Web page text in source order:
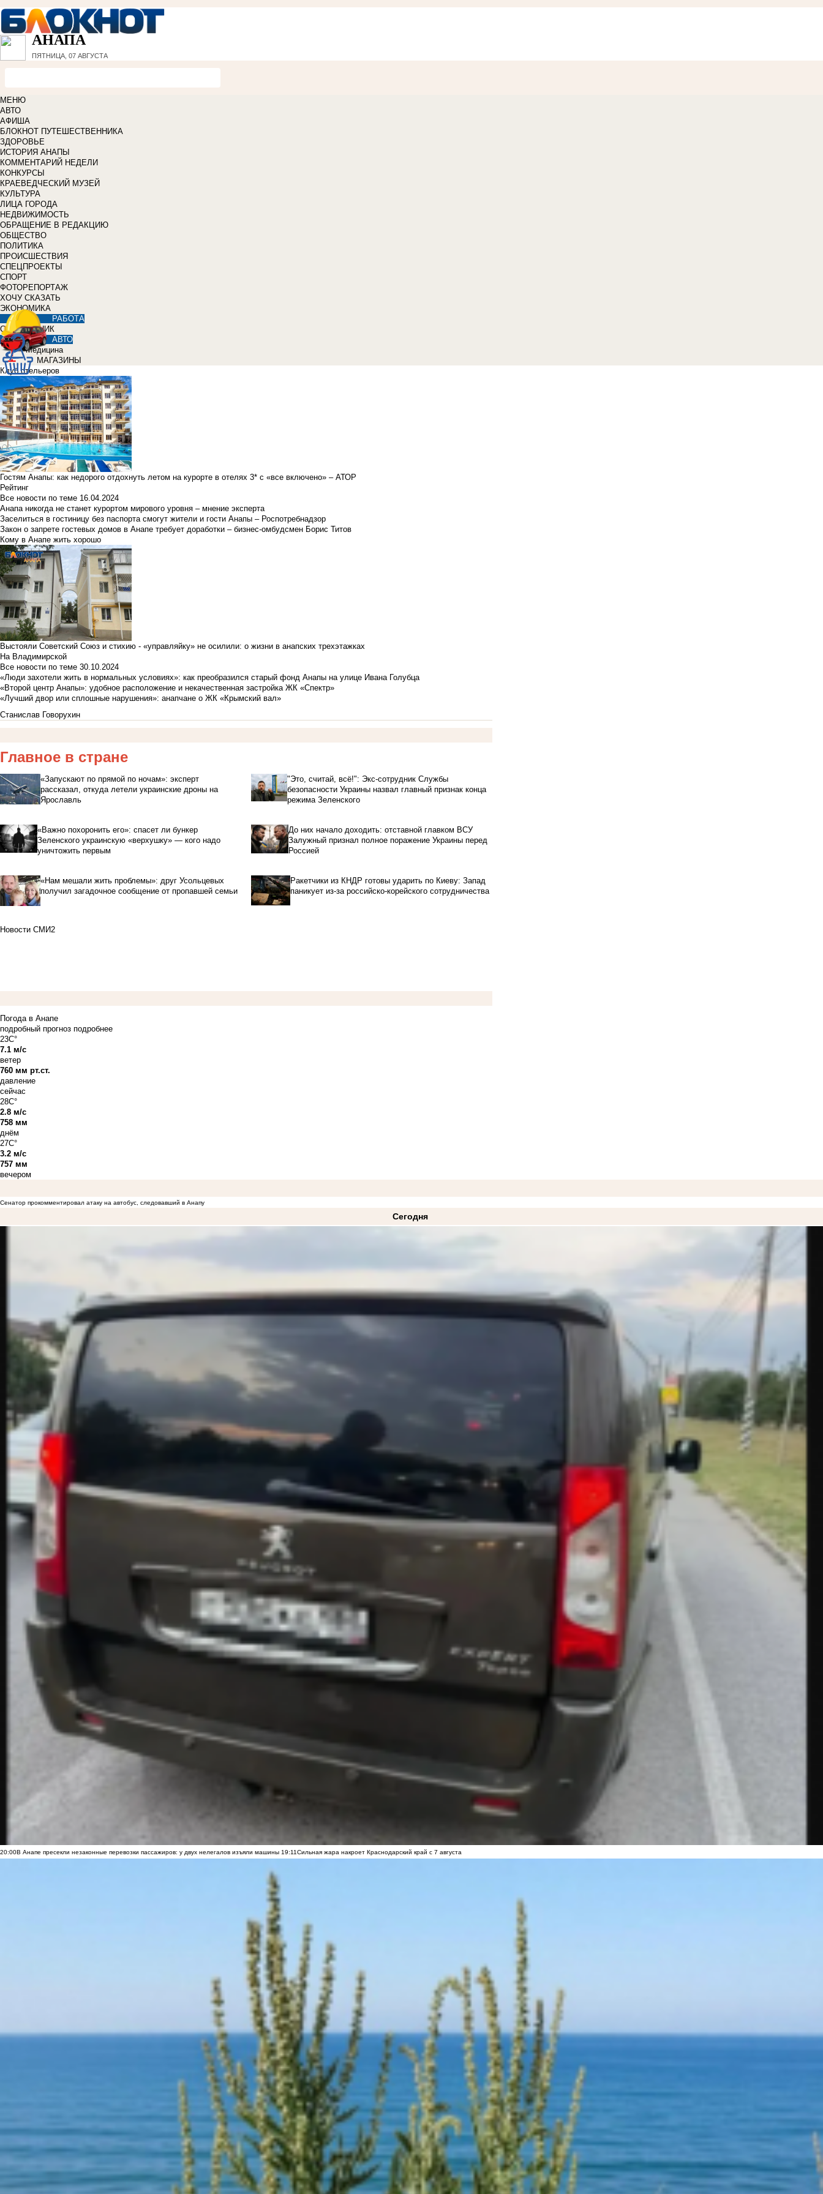
АНАПА
ПЯТНИЦА, 07 АВГУСТА
МЕНЮ
АВТО
АФИША
БЛОКНОТ ПУТЕШЕСТВЕННИКА
ЗДОРОВЬЕ
ИСТОРИЯ АНАПЫ
КОММЕНТАРИЙ НЕДЕЛИ
КОНКУРСЫ
КРАЕВЕДЧЕСКИЙ МУЗЕЙ
КУЛЬТУРА
ЛИЦА ГОРОДА
НЕДВИЖИМОСТЬ
ОБРАЩЕНИЕ В РЕДАКЦИЮ
ОБЩЕСТВО
ПОЛИТИКА
ПРОИСШЕСТВИЯ
СПЕЦПРОЕКТЫ
СПОРТ
ФОТОРЕПОРТАЖ
ХОЧУ СКАЗАТЬ
ЭКОНОМИКА
РАБОТА
СПРАВОЧНИК
АВТО
Медицина
МАГАЗИНЫ
Клуб отельеров
Гостям Анапы: как недорого отдохнуть летом на курорте в отелях 3* с «все включено» – АТОР
Рейтинг
Все новости по теме 16.04.2024
Анапа никогда не станет курортом мирового уровня – мнение эксперта
Заселиться в гостиницу без паспорта смогут жители и гости Анапы – Роспотребнадзор
Закон о запрете гостевых домов в Анапе требует доработки – бизнес-омбудсмен Борис Титов
Кому в Анапе жить хорошо
Выстояли Советский Союз и стихию - «управляйку» не осилили: о жизни в анапских трехэтажках
На Владимирской
Все новости по теме 30.10.2024
«Люди захотели жить в нормальных условиях»: как преобразился старый фонд Анапы на улице Ивана Голубца
«Второй центр Анапы»: удобное расположение и некачественная застройка ЖК «Спектр»
«Лучший двор или сплошные нарушения»: анапчане о ЖК «Крымский вал»
Станислав Говорухин
Главное в стране
«Запускают по прямой по ночам»: эксперт
рассказал, откуда летели украинские дроны на
Ярославль
"Это, считай, всё!": Экс-сотрудник Службы
безопасности Украины назвал главный признак конца
режима Зеленского
«Важно похоронить его»: спасет ли бункер
Зеленского украинскую «верхушку» — кого надо
уничтожить первым
До них начало доходить: отставной главком ВСУ
Залужный признал полное поражение Украины перед
Россией
«Нам мешали жить проблемы»: друг Усольцевых
получил загадочное сообщение от пропавшей семьи
Ракетчики из КНДР готовы ударить по Киеву: Запад
паникует из-за российско-корейского сотрудничества
Новости СМИ2
Погода в Анапе
подробный прогноз подробнее
23C°
7.1 м/с
ветер
760 мм рт.ст.
давление
сейчас
28C°
2.8 м/с
758 мм
днём
27C°
3.2 м/с
757 мм
вечером
Сенатор прокомментировал атаку на автобус, следовавший в Анапу
Сегодня
20:00В Анапе пресекли незаконные перевозки пассажиров: у двух нелегалов изъяли машины 19:11Сильная жара накроет Краснодарский край с 7 августа